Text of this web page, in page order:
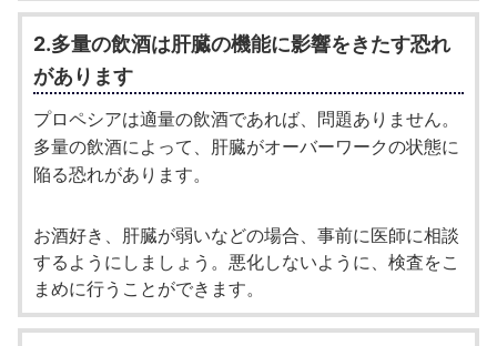
2.多量の飲酒は肝臓の機能に影響をきたす恐れ
があります
プロペシアは適量の飲酒であれば、問題ありません。
多量の飲酒によって、肝臓がオーバーワークの状態に
陥る恐れがあります。
お酒好き、肝臓が弱いなどの場合、事前に医師に相談
するようにしましょう。悪化しないように、検査をこ
まめに行うことができます。